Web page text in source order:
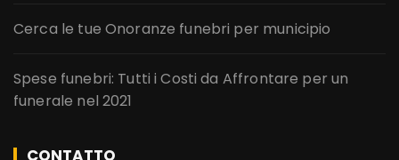
Cerca le tue Onoranze funebri per municipio
Spese funebri: Tutti i Costi da Affrontare per un
funerale nel 2021
CONTATTO